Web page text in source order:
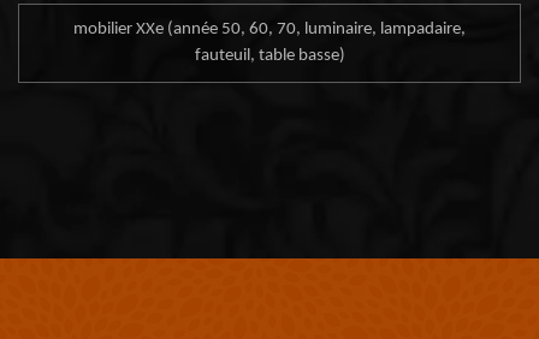
mobilier XXe (année 50, 60, 70, luminaire, lampadaire,
fauteuil, table basse)